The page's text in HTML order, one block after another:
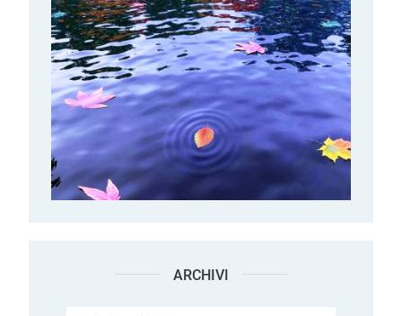
ARCHIVI Archivi